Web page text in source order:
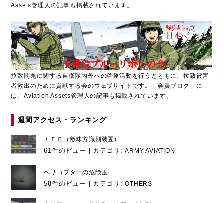
Assets管理人の記事も掲載されています。
拉致問題に関する自衛隊内外への啓発活動を行うとともに、拉致被害
者救出のために貢献する会のウェブサイトです。「会員ブログ」に
は、Aviation Assets管理人の記事も掲載されています。
週間アクセス・ランキング
ＩＦＦ（敵味方識別装置）
61件のビュー カテゴリ:ARMY AVIATION
ヘリコプターの危険度
58件のビュー カテゴリ:OTHERS